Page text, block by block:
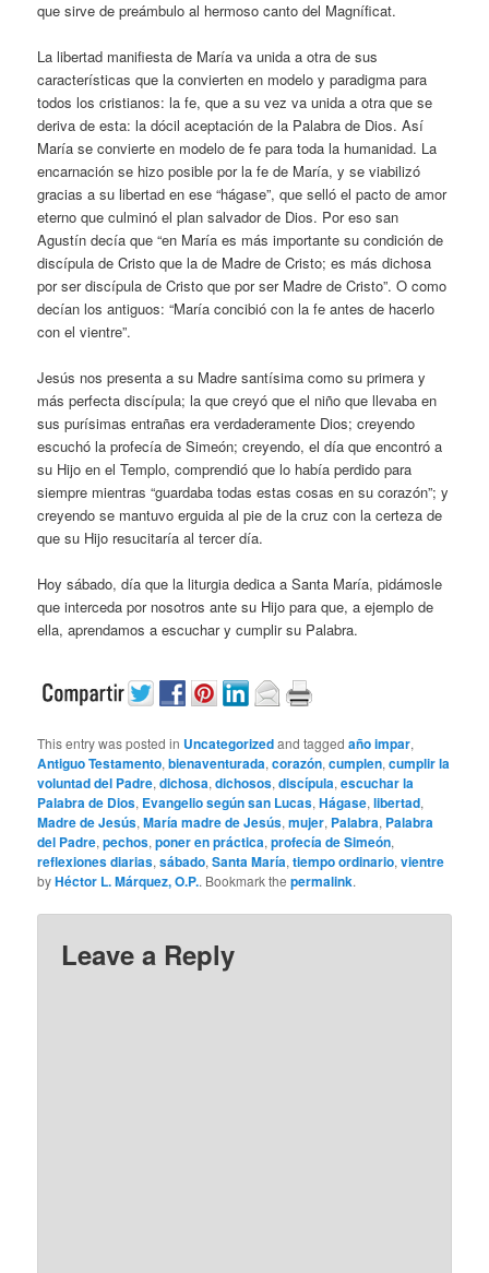
que sirve de preámbulo al hermoso canto del Magníficat.
La libertad manifiesta de María va unida a otra de sus
características que la convierten en modelo y paradigma para
todos los cristianos: la fe, que a su vez va unida a otra que se
deriva de esta: la dócil aceptación de la Palabra de Dios. Así
María se convierte en modelo de fe para toda la humanidad. La
encarnación se hizo posible por la fe de María, y se viabilizó
gracias a su libertad en ese “hágase”, que selló el pacto de amor
eterno que culminó el plan salvador de Dios. Por eso san
Agustín decía que “en María es más importante su condición de
discípula de Cristo que la de Madre de Cristo; es más dichosa
por ser discípula de Cristo que por ser Madre de Cristo”. O como
decían los antiguos: “María concibió con la fe antes de hacerlo
con el vientre”.
Jesús nos presenta a su Madre santísima como su primera y
más perfecta discípula; la que creyó que el niño que llevaba en
sus purísimas entrañas era verdaderamente Dios; creyendo
escuchó la profecía de Simeón; creyendo, el día que encontró a
su Hijo en el Templo, comprendió que lo había perdido para
siempre mientras “guardaba todas estas cosas en su corazón”; y
creyendo se mantuvo erguida al pie de la cruz con la certeza de
que su Hijo resucitaría al tercer día.
Hoy sábado, día que la liturgia dedica a Santa María, pidámosle
que interceda por nosotros ante su Hijo para que, a ejemplo de
ella, aprendamos a escuchar y cumplir su Palabra.
This entry was posted in Uncategorizedand taggedaño impar,
Antiguo Testamento,bienaventurada,corazón,cumplen,cumplir la
voluntad del Padre,dichosa,dichosos,discípula,escuchar la
Palabra de Dios, Evangelio según san Lucas,Hágase,libertad,
Madre de Jesús,María madre de Jesús,mujer, Palabra, Palabra
del Padre,pechos,poner en práctica,profecía de Simeón,
reflexiones diarias,sábado,Santa María,tiempo ordinario,vientre
byHéctor L. Márquez, O.P.. Bookmark thepermalink.
Leave a Reply